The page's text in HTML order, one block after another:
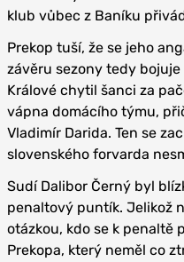
klub vůbec z Baníku
Prekop tuší, že se jeho
závěru sezony tedy
Králové chytil šanci za
vápna domácího týmu,
Vladimír Darida. Ten se
slovenského forvarda
Sudí Dalibor Černý byl
penaltový puntík. Jelikož
otázkou, kdo se k penaltě
Prekopa, který neměl co